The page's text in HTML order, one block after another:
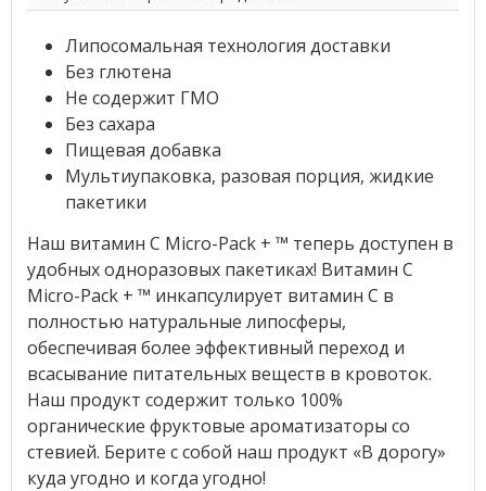
Липосомальная технология доставки
Без глютена
Не содержит ГМО
Без сахара
Пищевая добавка
Мультиупаковка, разовая порция, жидкие
пакетики
Наш витамин C Micro-Pack + ™ теперь доступен в
удобных одноразовых пакетиках! Витамин C
Micro-Pack + ™ инкапсулирует витамин C в
полностью натуральные липосферы,
обеспечивая более эффективный переход и
всасывание питательных веществ в кровоток.
Наш продукт содержит только 100%
органические фруктовые ароматизаторы со
стевией. Берите с собой наш продукт «В дорогу»
куда угодно и когда угодно!